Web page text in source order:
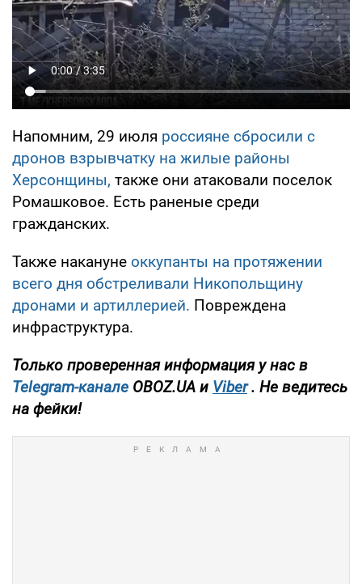
Напомним, 29 июля россияне сбросили с
дронов взрывчатку на жилые районы
Херсонщины, также они атаковали поселок
Ромашковое. Есть раненые среди
гражданских.
Также накануне оккупанты на протяжении
всего дня обстреливали Никопольщину
дронами и артиллерией. Повреждена
инфраструктура.
Только проверенная информация у нас в
Telegram-канале OBOZ.UA и Viber . Не ведитесь
на фейки!